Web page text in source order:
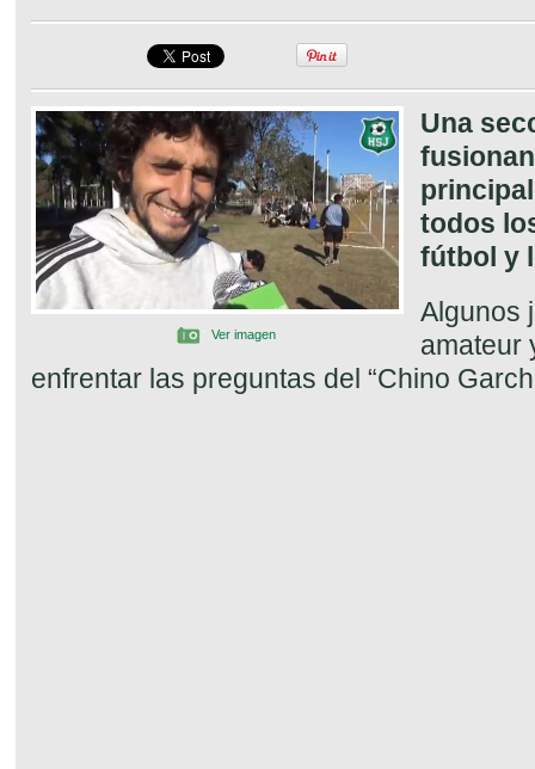
Ver imagen
Una
todos
fútbol y
Algunos
amateur
enfrentar las preguntas del “Chino